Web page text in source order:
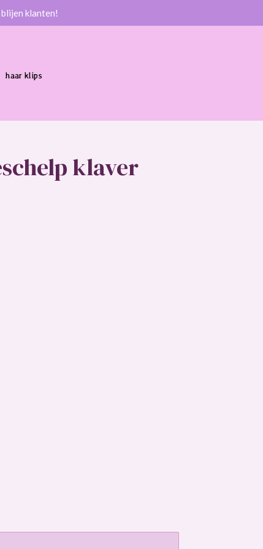
blijen klanten!
haar klips
klaver